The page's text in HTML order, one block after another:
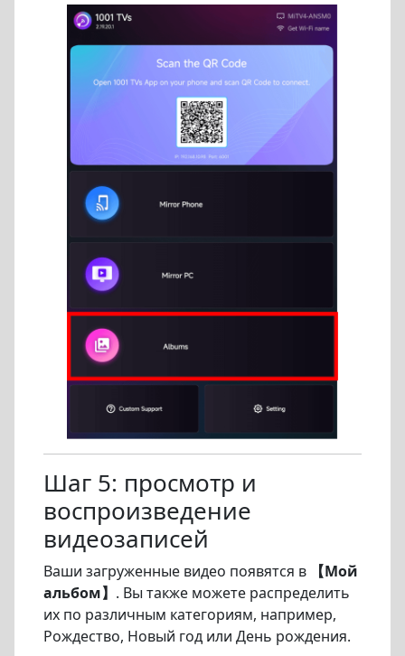
Шаг 5: просмотр и
воспроизведение
видеозаписей
Ваши загруженные видео появятся в
【Мой
альбом】 . Вы также можете распределить
их по различным категориям, например,
Рождество, Новый год или День рождения.